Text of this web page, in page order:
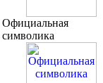
Официальная
символика